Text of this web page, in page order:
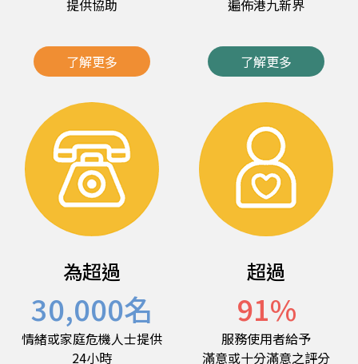
提供協助
了解更多
遍佈港九新界
了解更多
為超過
30,000名
情緒或家庭危機人士提供
24小時
超過
91%
服務使用者給予
滿意或十分滿意之評分